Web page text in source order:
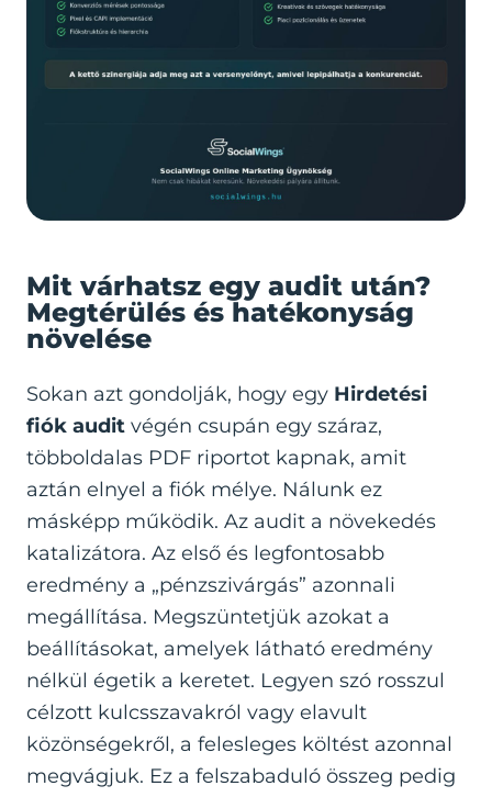
Mit várhatsz egy audit után?
Megtérülés és hatékonyság
növelése
Sokan azt gondolják, hogy egy Hirdetési
fiók audit végén csupán egy száraz,
többoldalas PDF riportot kapnak, amit
aztán elnyel a fiók mélye. Nálunk ez
másképp működik. Az audit a növekedés
katalizátora. Az első és legfontosabb
eredmény a „pénzszivárgás” azonnali
megállítása. Megszüntetjük azokat a
beállításokat, amelyek látható eredmény
nélkül égetik a keretet. Legyen szó rosszul
célzott kulcsszavakról vagy elavult
közönségekről, a felesleges költést azonnal
megvágjuk. Ez a felszabaduló összeg pedig